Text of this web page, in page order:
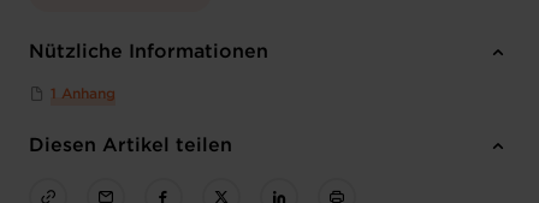
Nützliche Informationen
1 Anhang
Diesen Artikel teilen